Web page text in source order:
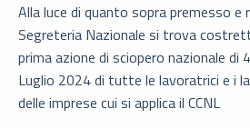
Alla luce di quanto sopra premesso
Segreteria Nazionale si trova
prima azione di sciopero nazionale di
Luglio 2024 di tutte le lavoratrici e i
delle imprese cui si applica il CCNL